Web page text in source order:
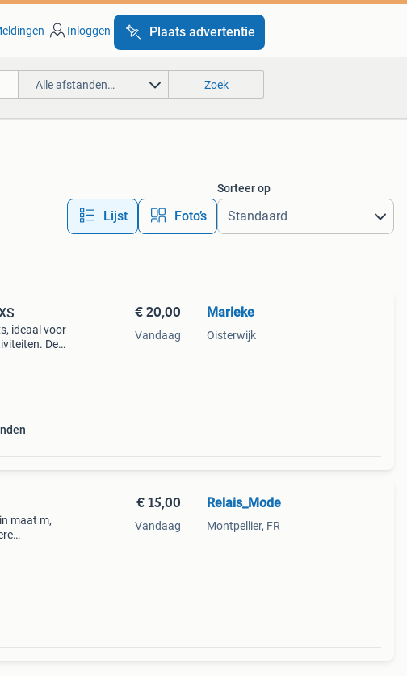
Inloggen Plaats advertentie
Alle afstanden… Zoek
Lijst Foto’s
Sorteer op
ideaal voor
De
€ 20,00
Vandaag
Marieke
Oisterwijk
maat m,
€ 15,00
Vandaag
Relais_Mode
Montpellier, FR